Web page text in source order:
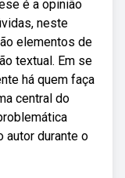
é a opinião
neste
elementos de
textual. Em se
há quem faça
central do
autor durante o